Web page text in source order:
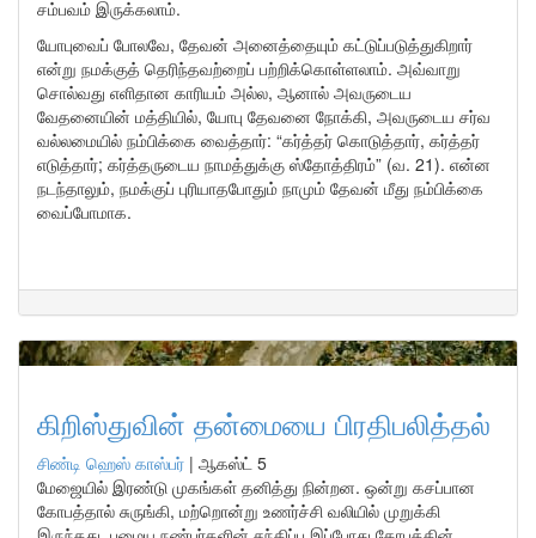
சம்பவம் இருக்கலாம்.
யோபுவைப் போலவே, தேவன் அனைத்தையும் கட்டுப்படுத்துகிறார்
என்று நமக்குத் தெரிந்தவற்றைப் பற்றிக்கொள்ளலாம். அவ்வாறு
சொல்வது எளிதான காரியம் அல்ல, ஆனால் அவருடைய
வேதனையின் மத்தியில், யோபு தேவனை நோக்கி, அவருடைய சர்வ
வல்லமையில் நம்பிக்கை வைத்தார்: “கர்த்தர் கொடுத்தார், கர்த்தர்
எடுத்தார்; கர்த்தருடைய நாமத்துக்கு ஸ்தோத்திரம்” (வ. 21). என்ன
நடந்தாலும், நமக்குப் புரியாதபோதும் நாமும் தேவன் மீது நம்பிக்கை
வைப்போமாக.
கிறிஸ்துவின் தன்மையை பிரதிபலித்தல்
சிண்டி ஹெஸ் காஸ்பர் | ஆகஸ்ட் 5
மேஜையில் இரண்டு முகங்கள் தனித்து நின்றன. ஒன்று கசப்பான
கோபத்தால் சுருங்கி, மற்றொன்று உணர்ச்சி வலியில் முறுக்கி